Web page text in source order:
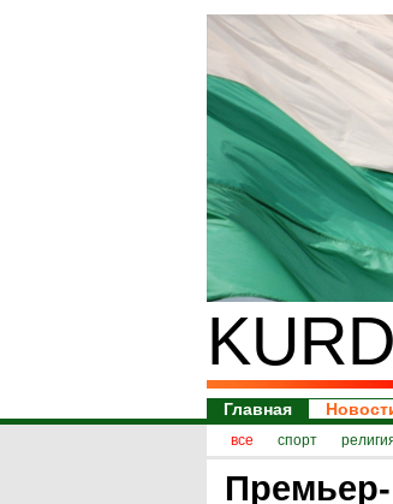
Главная
все спорт